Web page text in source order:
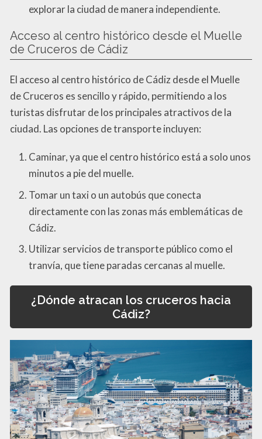
explorar la ciudad de manera independiente.
Acceso al centro histórico desde el Muelle
de Cruceros de Cádiz
El acceso al centro histórico de Cádiz desde el Muelle
de Cruceros es sencillo y rápido, permitiendo a los
turistas disfrutar de los principales atractivos de la
ciudad. Las opciones de transporte incluyen:
Caminar, ya que el centro histórico está a solo unos
minutos a pie del muelle.
Tomar un taxi o un autobús que conecta
directamente con las zonas más emblemáticas de
Cádiz.
Utilizar servicios de transporte público como el
tranvía, que tiene paradas cercanas al muelle.
¿Dónde atracan los cruceros hacia
Cádiz?